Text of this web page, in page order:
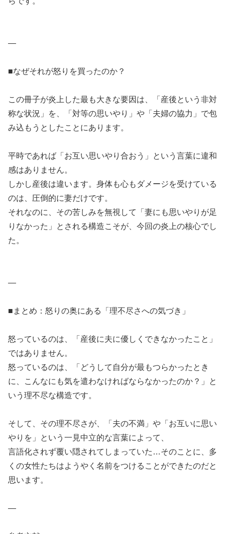
—
■なぜそれが怒りを買ったのか？
この冊子が炎上した最も大きな要因は、「産後という非対
称な状況」を、「対等の思いやり」や「夫婦の協力」で包
み込もうとしたことにあります。
平時であれば「お互い思いやり合おう」という言葉に違和
感はありません。
しかし産後は違います。身体も心もダメージを受けている
のは、圧倒的に妻だけです。
それなのに、その苦しみを無視して「妻にも思いやりが足
りなかった」とされる構造こそが、今回の炎上の核心でし
た。
—
■まとめ：怒りの奥にある「理不尽さへの気づき」
怒っているのは、「産後に夫に優しくできなかったこと」
ではありません。
怒っているのは、「どうして自分が最もつらかったとき
に、こんなにも気を遣わなければならなかったのか？」と
いう理不尽な構造です。
そして、その理不尽さが、「夫の不満」や「お互いに思い
やりを」という一見中立的な言葉によって、
言語化されず覆い隠されてしまっていた…そのことに、多
くの女性たちはようやく名前をつけることができたのだと
思います。
—